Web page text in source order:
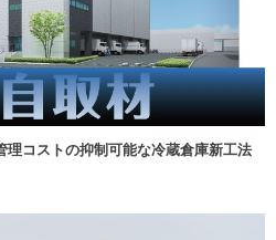
理コストの抑制可能な冷蔵倉庫新工法